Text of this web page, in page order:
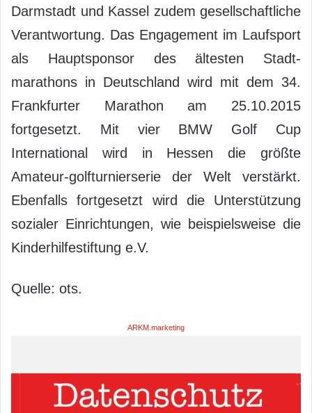
Darmstadt und Kassel zudem gesellschaftliche
Verantwortung. Das Engagement im Laufsport
als Hauptsponsor des ältesten Stadt-
marathons in Deutschland wird mit dem 34.
Frankfurter Marathon am 25.10.2015
fortgesetzt. Mit vier BMW Golf Cup
International wird in Hessen die größte
Amateur-golfturnierserie der Welt verstärkt.
Ebenfalls fortgesetzt wird die Unterstützung
sozialer Einrichtungen, wie beispielsweise die
Kinderhilfestiftung e.V.
Quelle: ots.
ARKM.marketing